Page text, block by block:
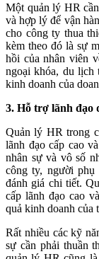
Một quản lý HR
và hợp lý để vận
cho công ty thua
kèm theo đó là sự
hồi của nhân viên
ngoại khóa, du lịch
kinh doanh của
3. Hỗ trợ lãnh đạo
Quản lý HR trong
lãnh đạo cấp cao
nhân sự và vô số
công ty, người phụ
đánh giá chi tiết.
cấp lãnh đạo cao
quả kinh doanh của
Rất nhiều các kỹ
sự cần phải thuần